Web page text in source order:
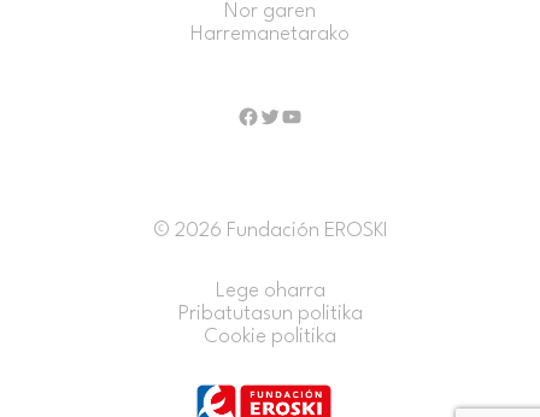
Nor garen
Harremanetarako
Facebook
Twitter
YouTube
© 2026 Fundación EROSKI
Lege oharra
Pribatutasun politika
Cookie politika